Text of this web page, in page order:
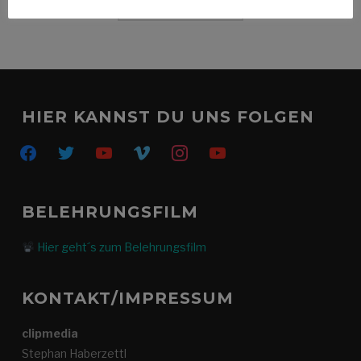
HIER KANNST DU UNS FOLGEN
facebooktwitter youtube vimeo instagramyoutube
BELEHRUNGSFILM
Hier geht´s zum Belehrungsfilm
KONTAKT/IMPRESSUM
clipmedia
Stephan Haberzettl